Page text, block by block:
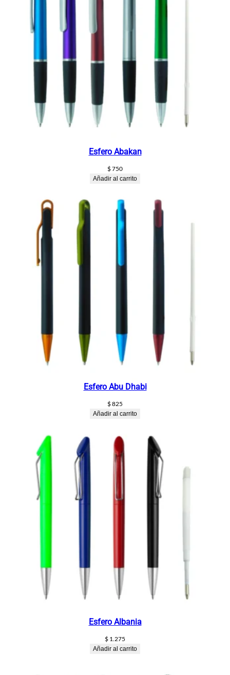
Esfero Abakan
$750
Añadir al carrito
Esfero Abu Dhabi
$825
Añadir al carrito
Esfero Albania
$ 1.275
Añadir al carrito